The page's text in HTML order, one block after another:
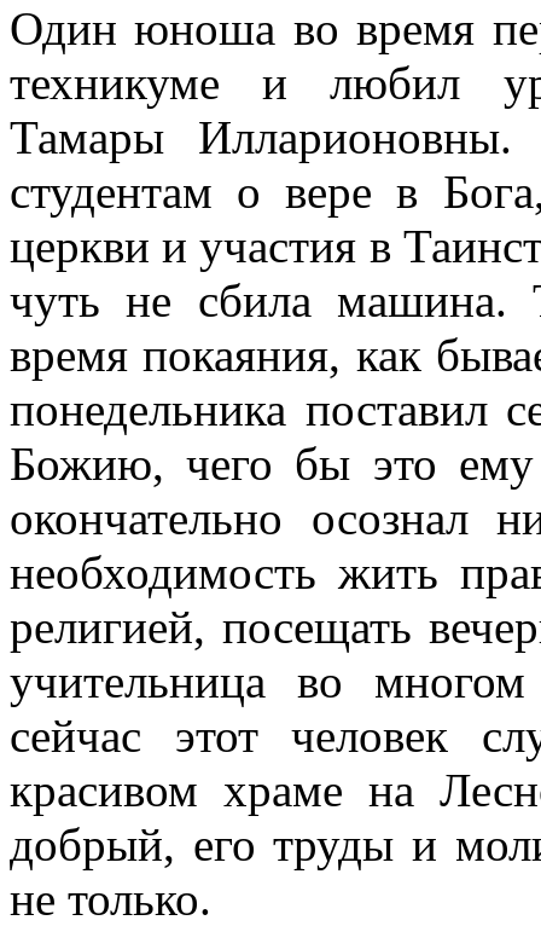
Один юноша во время
техникуме и любил
Тамары Илларионовны.
студентам о вере в
церкви и участия в
чуть не сбила машина.
время покаяния, как
понедельника поставил
Божию, чего бы это
окончательно осознал
необходимость жить
религией, посещать
учительница во
сейчас этот человек
красивом храме на
добрый, его труды и
не только.